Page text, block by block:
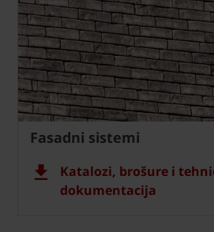
Fasadni sistemi
Katalozi, brošure i
dokumentacija